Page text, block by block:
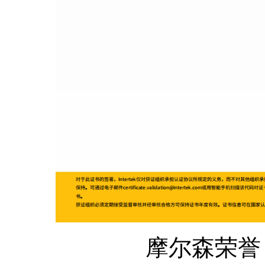
摩尔森荣誉